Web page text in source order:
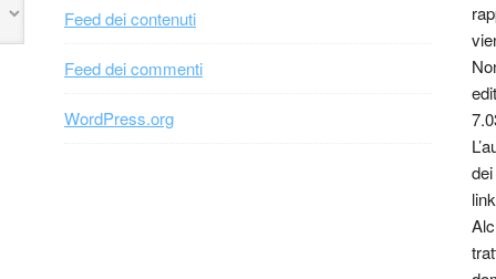
Feed dei contenuti
Feed dei commenti
WordPress.org